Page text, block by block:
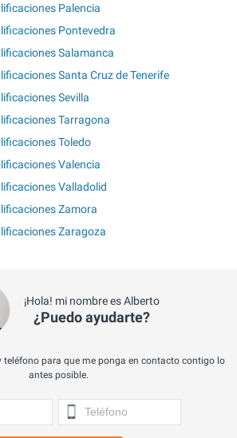
Palencia
Pontevedra
Salamanca
Santa Cruz de Tenerife
Sevilla
Tarragona
Toledo
Valencia
Valladolid
Zamora
Zaragoza
¡Hola! mi nombre es Alberto
¿Puedo ayudarte?
teléfono para que me ponga en contacto contigo lo
antes posible.